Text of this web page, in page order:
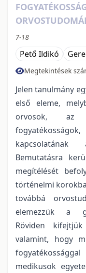
7-18
Pető Ildikó
Megtekintések
Jelen tanulmány
első eleme,
orvosok, az
Bemutatásra
megítélését
történelmi
továbbá
elemezzük a
Röviden
valamint, hogy
medikusok